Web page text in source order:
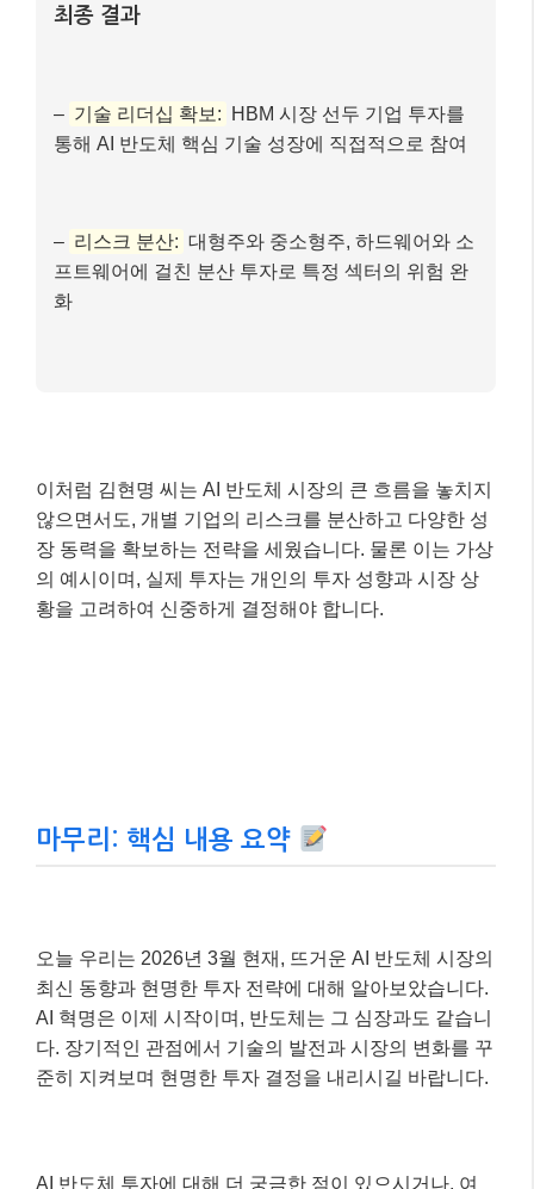
최종 결과
– 기술 리더십 확보:
HBM 시장 선두 기업 투자를
통해 AI 반도체 핵심 기술 성장에 직접적으로 참여
– 리스크 분산: 대형주와 중소형주, 하드웨어와 소
프트웨어에 걸친 분산 투자로 특정 섹터의 위험 완
화
이처럼 김현명 씨는 AI 반도체 시장의 큰 흐름을 놓치지
않으면서도, 개별 기업의 리스크를 분산하고 다양한 성
장 동력을 확보하는 전략을 세웠습니다. 물론 이는 가상
의 예시이며, 실제 투자는 개인의 투자 성향과 시장 상
황을 고려하여 신중하게 결정해야 합니다.
마무리: 핵심 내용 요약
오늘 우리는 2026년 3월 현재, 뜨거운 AI 반도체 시장의
최신 동향과 현명한 투자 전략에 대해 알아보았습니다.
AI 혁명은 이제 시작이며, 반도체는 그 심장과도 같습니
다. 장기적인 관점에서 기술의 발전과 시장의 변화를 꾸
준히 지켜보며 현명한 투자 결정을 내리시길 바랍니다.
AI 반도체 투자에 대해 더 궁금한 점이 있으시거나, 여